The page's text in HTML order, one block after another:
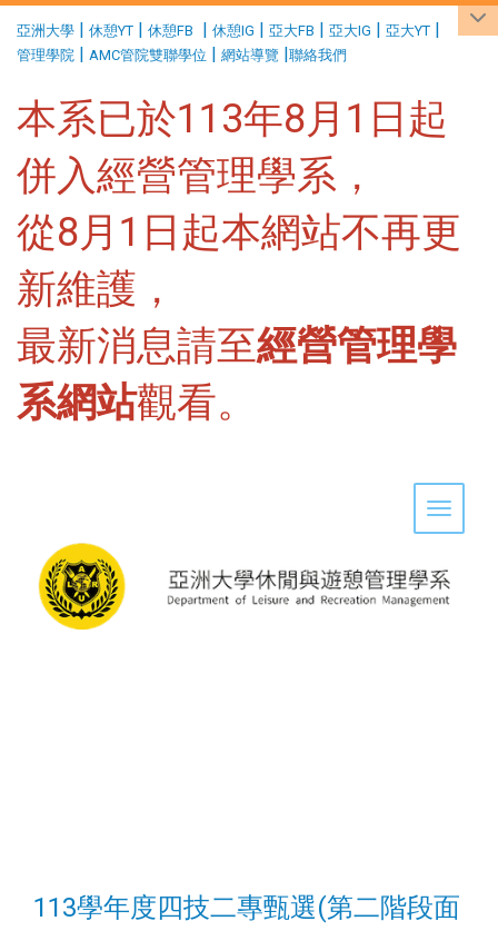
亞洲大學 | 休憩YT | 休憩FB | 休憩IG | 亞大FB | 亞大IG | 亞大YT |
管理學院 | AMC管院雙聯學位 | 網站導覽 |聯絡我們
本系已於113年8月1日起
併入經營管理學系，
從8月1日起本網站不再更
新維護，
最新消息請至經營管理學
系網站觀看。
Toggle
113學年度四技二專甄選(第二階段面